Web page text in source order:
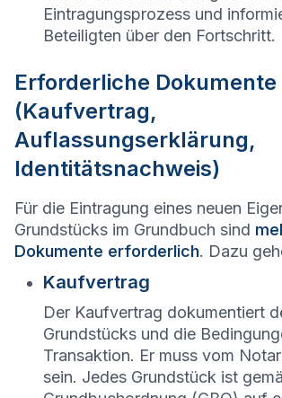
Eintragungsprozess und
Beteiligten über den Fortschritt.
Erforderliche Dokumente
(Kaufvertrag,
Auflassungserklärung,
Identitätsnachweis)
Für die Eintragung eines neuen
Grundstücks im Grundbuch sind
Dokumente erforderlich. Dazu
Kaufvertrag
Der Kaufvertrag dokumentiert
Grundstücks und die
Transaktion. Er muss vom
sein. Jedes Grundstück ist